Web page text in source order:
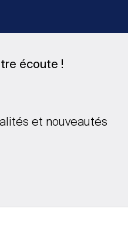
écoute !
et nouveautés